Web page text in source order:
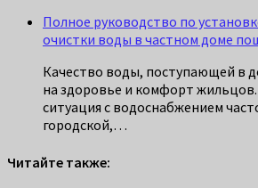
Полное руководство по
очистки воды в частном доме
Качество воды, поступающей в
на здоровье и комфорт
ситуация с водоснабжением
городской,…
Читайте также: